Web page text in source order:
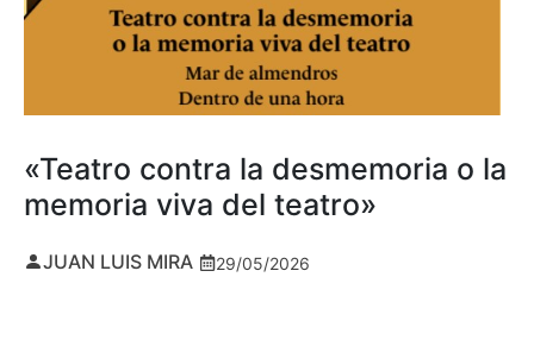
«Teatro contra la desmemoria o la
memoria viva del teatro»
JUAN LUIS MIRA 29/05/2026